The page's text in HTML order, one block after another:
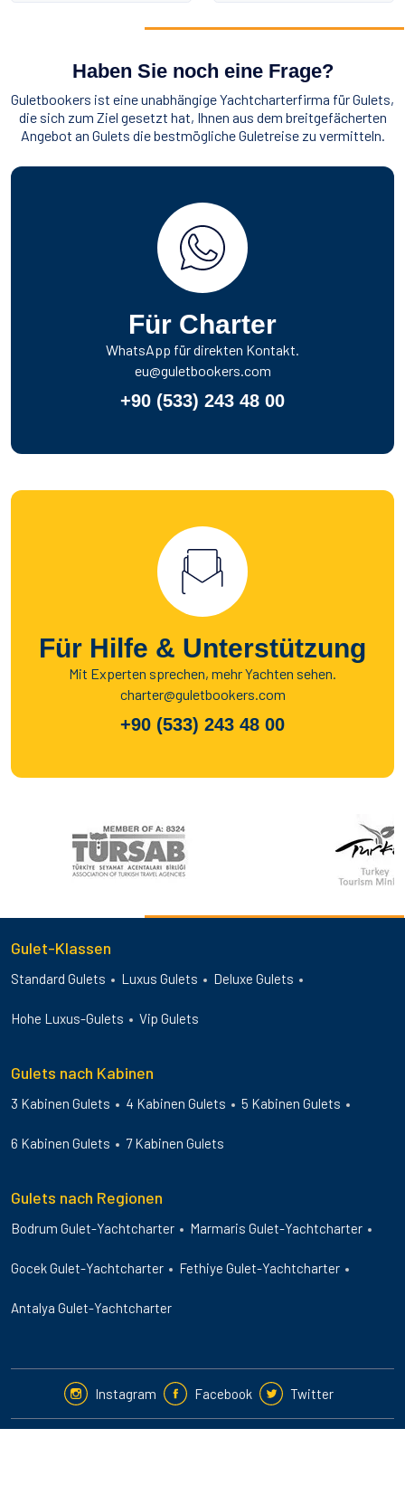
Haben Sie noch eine Frage?
Guletbookers ist eine unabhängige Yachtcharterfirma für Gulets,
die sich zum Ziel gesetzt hat, Ihnen aus dem breitgefächerten
Angebot an Gulets die bestmögliche Guletreise zu vermitteln.
Für Charter
WhatsApp für direkten Kontakt.
eu@guletbookers.com
+90 (533) 243 48 00
Für Hilfe & Unterstützung
Mit Experten sprechen, mehr Yachten sehen.
charter@guletbookers.com
+90 (533) 243 48 00
Gulet-Klassen
Standard Gulets Luxus Gulets Deluxe Gulets
Hohe Luxus-Gulets Vip Gulets
Gulets nach Kabinen
3 Kabinen Gulets 4 Kabinen Gulets 5 Kabinen Gulets
6 Kabinen Gulets 7 Kabinen Gulets
Gulets nach Regionen
Bodrum Gulet-Yachtcharter Marmaris Gulet-Yachtcharter
Gocek Gulet-Yachtcharter Fethiye Gulet-Yachtcharter
Antalya Gulet-Yachtcharter
Instagram Facebook Twitter